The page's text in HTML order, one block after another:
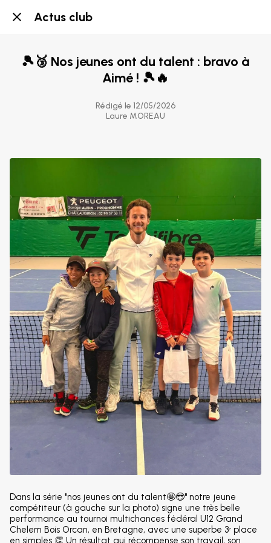
Actus club
🎾🥉 Nos jeunes ont du talent : bravo à
Aimé ! 🎾🔥
Rédigé le 12/05/2026
Laure MOREAU
Dans la série "nos jeunes ont du talent🤩😎" notre jeune
compétiteur (à gauche sur la photo) signe une très belle
performance au tournoi multichances fédéral U12 Grand
Chelem Bois Orcan, en Bretagne, avec une superbe 3ᵉ place
en simples 👏 Un résultat qui récompense son travail, son